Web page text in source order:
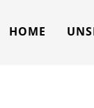
HOME